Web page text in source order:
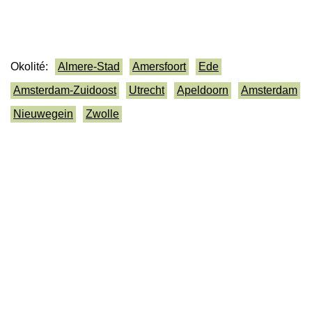
Okolité: Almere-Stad Amersfoort
Ede
Amsterdam-Zuidoost
Utrecht Apeldoorn
Amsterdam
Nieuwegein
Zwolle